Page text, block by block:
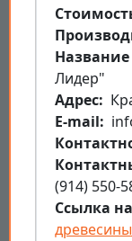
Лидер"
Aдрес
E-mail
(914) 550-
Ссылка